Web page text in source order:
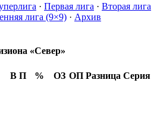
· Первая лига · Вторая лига
лига (9×9) · Архив
«Север»
В П % ОЗ ОП Разница Серия